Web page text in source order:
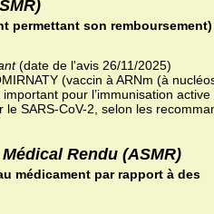
permettant son remboursement)
(date de l'avis 26/11/2025)
(vaccin à ARNm (à
pour l’immunisation
SARS-CoV-2, selon les
Rendu (ASMR)
médicament par rapport à des